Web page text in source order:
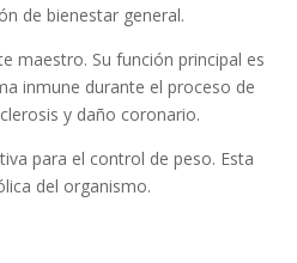
de bienestar general.
maestro. Su función principal es
inmune durante el proceso de
y daño coronario.
para el control de peso. Esta
del organismo.